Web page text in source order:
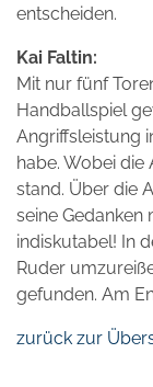
entscheiden.
Kai Faltin:
Mit nur fünf
Handballspiel
Angriffsleistung
habe. Wobei
stand. Über die
seine Gedanken
indiskutabel! In
Ruder
gefunden. Am
zurück zur